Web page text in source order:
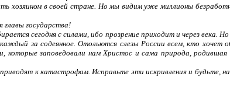
хозяином в своей стране. Но мы видим уже миллионы
государства!
сегодня с силами, ибо прозрение приходит и через века.
за содеянное. Отольются слезы России всем, кто
заповедовали нам Христос и сама природа,
к катастрофам. Исправьте эти искривления и будьте,